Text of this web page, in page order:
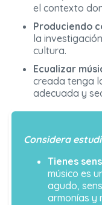
el contexto
Produciendo
la
cultura.
Ecualizar
creada tenga
adecuada y
Considera
Tienes
músico es
agudo,
armonías y